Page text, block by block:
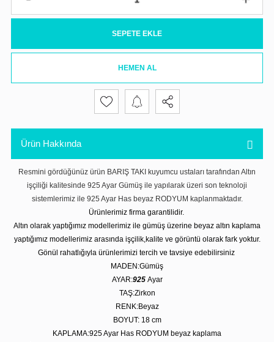
SEPETE EKLE
HEMEN AL
Ürün Hakkında
Resmini gördüğünüz ürün BARIŞ TAKI kuyumcu ustaları tarafından Altın
işçiliği kalitesinde 925 Ayar Gümüş ile yapılarak üzeri son teknoloji
sistemlerimiz ile 925 Ayar Has beyaz RODYUM kaplanmaktadır.
Ürünlerimiz firma garantilidir.
Altın olarak yaptığımız modellerimiz ile gümüş üzerine beyaz altın kaplama
yaptığımız modellerimiz arasında işçilik,kalite ve görüntü olarak fark yoktur.
Gönül rahatlığıyla ürünlerimizi tercih ve tavsiye edebilirsiniz
MADEN:Gümüş
AYAR:925 Ayar
TAŞ:Zirkon
RENK:Beyaz
BOYUT: 18 cm
KAPLAMA:925 Ayar Has RODYUM beyaz kaplama